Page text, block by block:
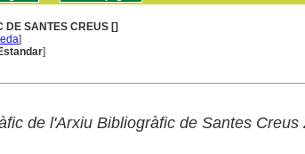
DE SANTES CREUS []
]
]
de l'Arxiu Bibliogràfic de Santes Creus